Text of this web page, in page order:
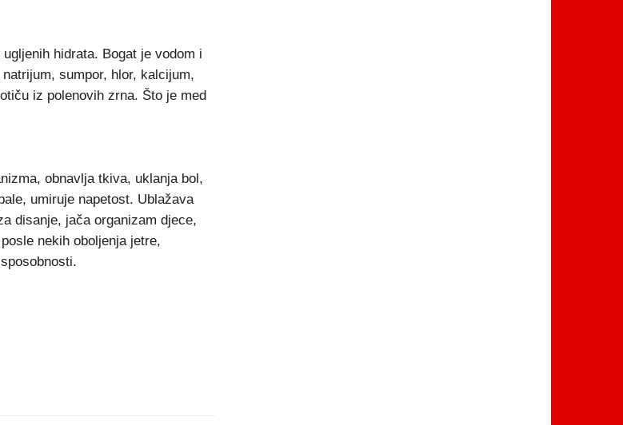
hidrata. Bogat je vodom i
sumpor, hlor, kalcijum,
iz polenovih zrna. Što je med
obnavlja tkiva, uklanja bol,
umiruje napetost. Ublažava
disanje, jača organizam djece,
nekih oboljenja jetre,